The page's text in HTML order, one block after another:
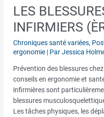
LES
INFIRMIERS
Chroniques santé variées,
ergonomie | ParJessica
Prévention des blessures
conseils en ergonomie et
infirmières sont
blessures
Les tâches physiques, les
Les
chez
les
infirmiers